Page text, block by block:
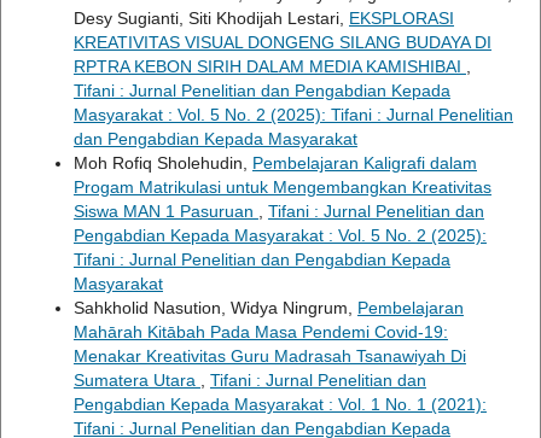
Desy Sugianti, Siti Khodijah Lestari, EKSPLORASI
KREATIVITAS VISUAL DONGENG SILANG BUDAYA DI
RPTRA KEBON SIRIH DALAM MEDIA KAMISHIBAI
Tifani : Jurnal Penelitian dan Pengabdian Kepada
Masyarakat : Vol. 5 No. 2 (2025): Tifani : Jurnal Penelitian
dan Pengabdian Kepada Masyarakat
Moh Rofiq Sholehudin, Pembelajaran Kaligrafi dalam
Progam Matrikulasi untuk Mengembangkan Kreativitas
Siswa MAN 1 Pasuruan
Tifani : Jurnal Penelitian dan
Pengabdian Kepada Masyarakat : Vol. 5 No. 2 (2025):
Tifani : Jurnal Penelitian dan Pengabdian Kepada
Masyarakat
Sahkholid Nasution, Widya Ningrum, Pembelajaran
Mahārah Kitābah Pada Masa Pendemi Covid-19:
Menakar Kreativitas Guru Madrasah Tsanawiyah Di
Sumatera Utara
Tifani : Jurnal Penelitian dan
Pengabdian Kepada Masyarakat : Vol. 1 No. 1 (2021):
Tifani : Jurnal Penelitian dan Pengabdian Kepada